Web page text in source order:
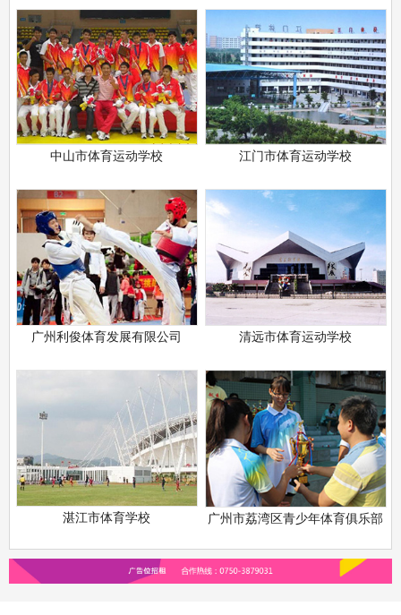
中山市体育运动学校 江门市体育运动学校
广州利俊体育发展有限公司 清远市体育运动学校
湛江市体育学校 广州市荔湾区青少年体育俱乐部